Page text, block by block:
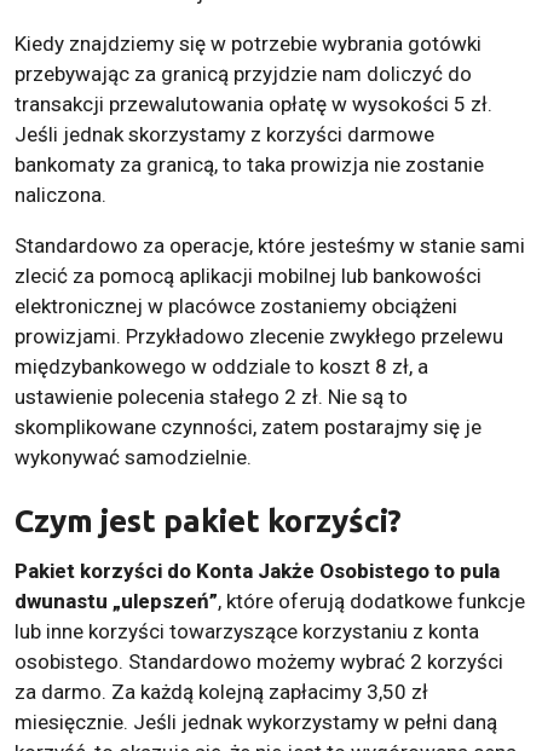
Kiedy znajdziemy się w potrzebie wybrania gotówki
przebywając za granicą przyjdzie nam doliczyć do
transakcji przewalutowania opłatę w wysokości 5 zł.
Jeśli jednak skorzystamy z korzyści darmowe
bankomaty za granicą, to taka prowizja nie zostanie
naliczona.
Standardowo za operacje, które jesteśmy w stanie sami
zlecić za pomocą aplikacji mobilnej lub bankowości
elektronicznej w placówce zostaniemy obciążeni
prowizjami. Przykładowo zlecenie zwykłego przelewu
międzybankowego w oddziale to koszt 8 zł, a
ustawienie polecenia stałego 2 zł. Nie są to
skomplikowane czynności, zatem postarajmy się je
wykonywać samodzielnie.
Czym jest pakiet korzyści?
Pakiet korzyści do Konta Jakże Osobistego to pula
dwunastu „ulepszeń”, które oferują dodatkowe funkcje
lub inne korzyści towarzyszące korzystaniu z konta
osobistego. Standardowo możemy wybrać 2 korzyści
za darmo. Za każdą kolejną zapłacimy 3,50 zł
miesięcznie. Jeśli jednak wykorzystamy w pełni daną